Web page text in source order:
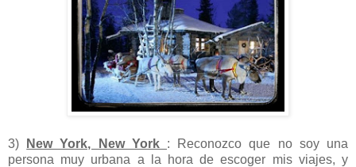
3) New York, New York : Reconozco que no soy una
persona muy urbana a la hora de escoger mis viajes, y